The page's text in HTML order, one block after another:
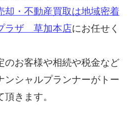
却・不動産買取は地域密着
ラザ 草加本店にお任せく
のお客様や相続や税金など
ンシャルプランナーがトー
きます。